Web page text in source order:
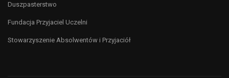
Duszpasterstwo
Fundacja Przyjaciel Uczelni
Stowarzyszenie Absolwentów i Przyjaciół